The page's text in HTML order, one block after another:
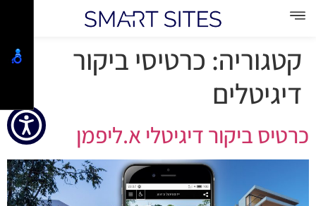
קטגוריה: כרטיסי ביקור
דיגיטלים
כרטיס ביקור דיגיטלי א.ליפמן